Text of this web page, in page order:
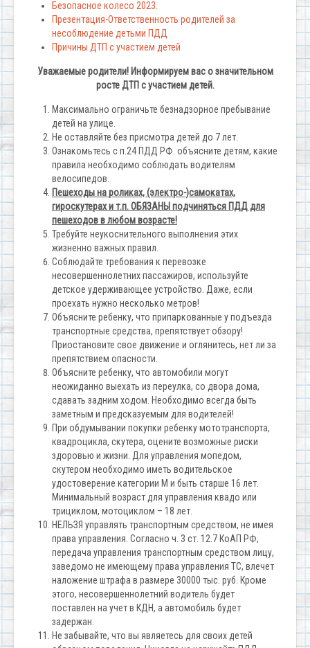
Безопасное колесо 2023.
Презентация-Ответственность родителей за
несоблюдение детьми ПДД
Причины ДТП с участием детей
Уважаемые родители! Информируем вас о значительном
росте ДТП с участием детей.
Максимально ограничьте безнадзорное пребывание
детей на улице.
Не оставляйте без присмотра детей до 7 лет.
Ознакомьтесь с п.24 ПДД РФ. объясните детям, какие
правила необходимо соблюдать водителям
велосипедов.
Пешеходы на роликах, (электро-)самокатах,
гироскутерах и т.п. ОБЯЗАНЫ подчиняться ПДД для
пешеходов в любом возрасте!
Требуйте неукоснительного выполнения этих
жизненно важных правил.
Соблюдайте требования к перевозке
несовершеннолетних пассажиров, используйте
детское удерживающее устройство. Даже, если
проехать нужно несколько метров!
Объясните ребенку, что припаркованные у подъезда
транспортные средства, препятствует обзору!
Приостановите свое движение и оглянитесь, нет ли за
препятствием опасности.
Объясните ребенку, что автомобили могут
неожиданно выехать из переулка, со двора дома,
сдавать задним ходом. Необходимо всегда быть
заметным и предсказуемым для водителей!
При обдумывании покупки ребенку мототранспорта,
квадроцикла, скутера, оцените возможные риски
здоровью и жизни. Для управления мопедом,
скутером необходимо иметь водительское
удостоверение категории М и быть старше 16 лет.
Минимальный возраст для управления квадо или
трициклом, мотоциклом – 18 лет.
НЕЛЬЗЯ управлять транспортным средством, не имея
права управления. Согласно ч. 3 ст. 12.7 КоАП РФ,
передача управления транспортным средством лицу,
заведомо не имеющему права управления ТС, влечет
наложение штрафа в размере 30000 тыс. руб. Кроме
этого, несовершеннолетний водитель будет
поставлен на учет в КДН, а автомобиль будет
задержан.
Не забывайте, что вы являетесь для своих детей